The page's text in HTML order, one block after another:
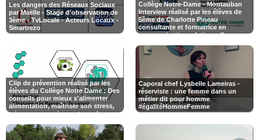
Les dangers des Réseaux Sociaux
par Maëlle - Stage d'observation de
3ème - TvLocale - Acteurs Locaux -
Smartrezo
Collège Notre-Dame - Montauban
Interview réalisé par les élèves de
5ème de Charlotte Pineau
consultante et formatrice en
communication relationnelle,
médiatrice
Clip de prévention réalisé par les
élèves du Collège Notre Dame : Des
conseils pour mieux s'alimenter
alimentation, maîtriser son stress,
mieux communiquer et sur dangers
Caporal chef Lysbelle Lameiras -
réserviste : une femme dans un
métier dit pour homme
#égalitéHommeFemme